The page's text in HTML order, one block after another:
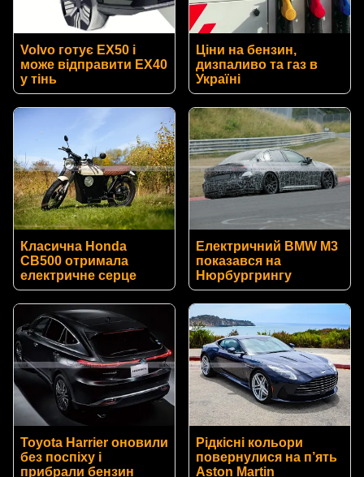
Volvo готує EX50 і
може відправити EX40
у тінь
Ціни на бензин,
дизпаливо та газ в
Україні
Класична Honda
CB500 отримала
електричне серце
Електричний BMW M3
показався на
Нюрбургрингу
Toyota Harrier оновили
без поспіху і
прибрали бензин
Рідкісні кольори
повернулися на п’ять
Aston Martin